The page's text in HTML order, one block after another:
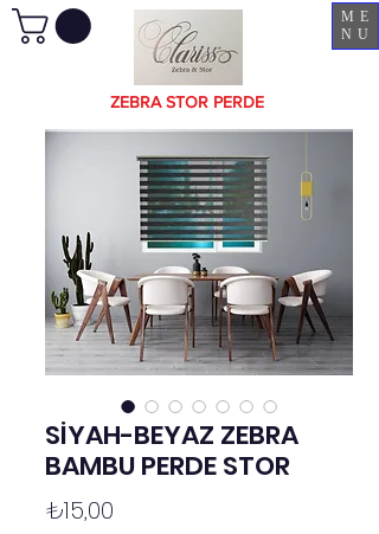
ME
NU
ZEBRA STOR PERDE
SİYAH-BEYAZ ZEBRA
BAMBU PERDE STOR
₺15,00